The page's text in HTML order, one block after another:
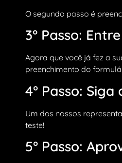
O segundo passo é
3° Passo:
Agora que você já fez a
preenchimento do
4° Passo:
Um dos nossos
teste!
5° Passo: